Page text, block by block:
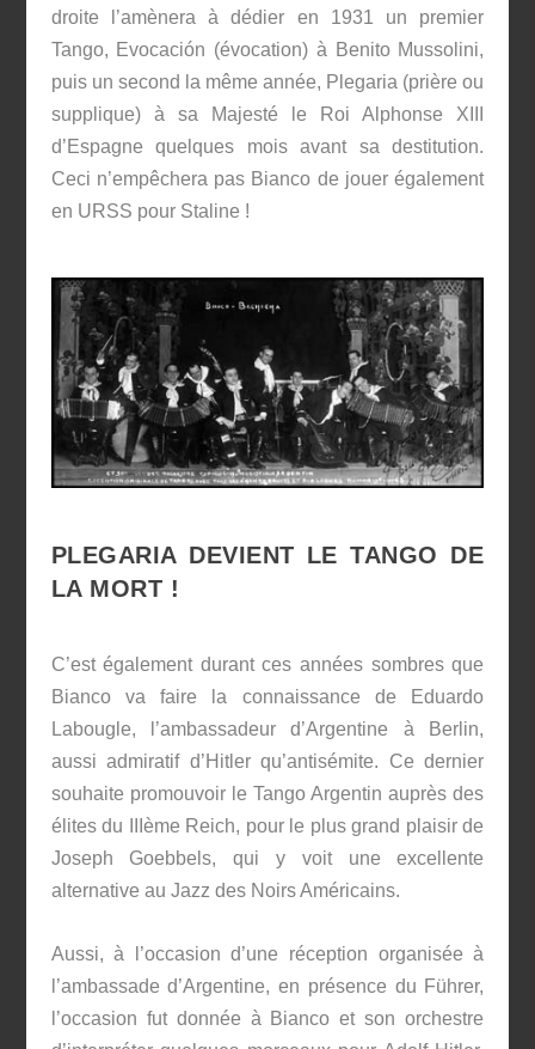
droite l’amènera à dédier en 1931 un premier
Tango, Evocación (évocation) à Benito Mussolini,
puis un second la même année, Plegaria (prière ou
supplique) à sa Majesté le Roi Alphonse XIII
d’Espagne quelques mois avant sa destitution.
Ceci n’empêchera pas Bianco de jouer également
en URSS pour Staline !
PLEGARIA DEVIENT LE TANGO DE
LA MORT !
C’est également durant ces années sombres que
Bianco va faire la connaissance de Eduardo
Labougle, l’ambassadeur d’Argentine à Berlin,
aussi admiratif d’Hitler qu’antisémite. Ce dernier
souhaite promouvoir le Tango Argentin auprès des
élites du IIIème Reich, pour le plus grand plaisir de
Joseph Goebbels, qui y voit une excellente
alternative au Jazz des Noirs Américains.
Aussi, à l’occasion d’une réception organisée à
l’ambassade d’Argentine, en présence du Führer,
l’occasion fut donnée à Bianco et son orchestre